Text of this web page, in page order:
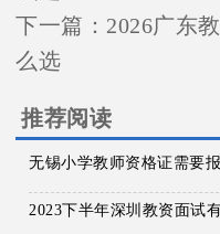
下一篇： 2026广东
么选
推荐阅读
无锡小学教师资格证需要
2023下半年深圳教资面试